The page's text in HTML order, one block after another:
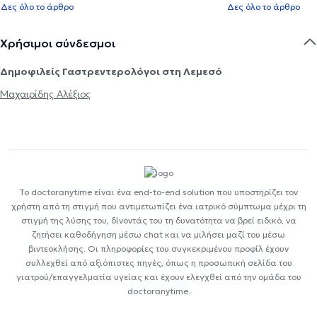
Δες όλο το άρθρο Δες όλο το άρθρο
Χρήσιμοι σύνδεσμοι
Δημοφιλείς Γαστρεντερολόγοι στη Λεμεσό
Μαχαιρίδης Αλέξιος
Το doctoranytime είναι ένα end-to-end solution που υποστηρίζει τον
χρήστη από τη στιγμή που αντιμετωπίζει ένα ιατρικό σύμπτωμα μέχρι τη
στιγμή της λύσης του, δίνοντάς του τη δυνατότητα να βρεί ειδικό, να
ζητήσει καθοδήγηση μέσω chat και να μιλήσει μαζί του μέσω
βιντεοκλήσης. Οι πληροφορίες του συγκεκριμένου προφίλ έχουν
συλλεχθεί από αξιόπιστες πηγές, όπως η προσωπική σελίδα του
γιατρού/επαγγελματία υγείας και έχουν ελεγχθεί από την ομάδα του
doctoranytime.